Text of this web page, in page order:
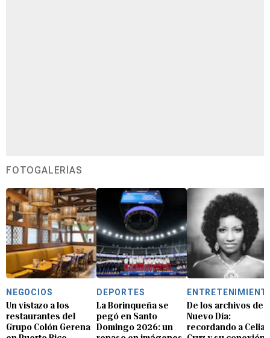
FOTOGALERÍAS
NEGOCIOS
Un vistazo a los
restaurantes del
Grupo Colón Gerena
DEPORTES
La Borinqueña se
pegó en Santo
Domingo 2026: un
De los archivos de
Nuevo Día:
recordando a Celia